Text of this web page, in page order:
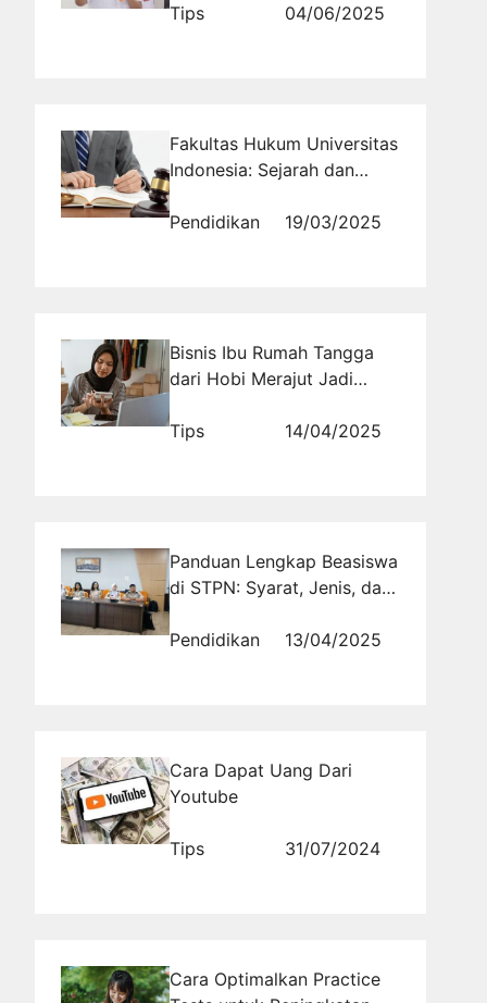
Tips
04/06/2025
Fakultas Hukum Universitas
Indonesia: Sejarah dan
Pendidikan
19/03/2025
Bisnis Ibu Rumah Tangga
dari Hobi Merajut Jadi
Tips
14/04/2025
Panduan Lengkap Beasiswa
di STPN: Syarat, Jenis, dan
Pendidikan
13/04/2025
Cara Dapat Uang Dari
Youtube
Tips 31/07/2024
Cara Optimalkan Practice